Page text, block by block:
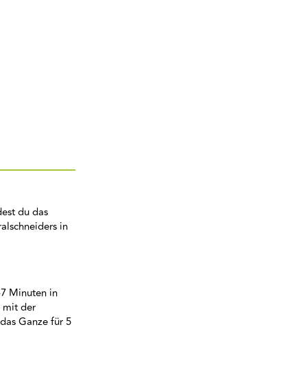
du das
in
Minuten in
mit der
Ganze für 5